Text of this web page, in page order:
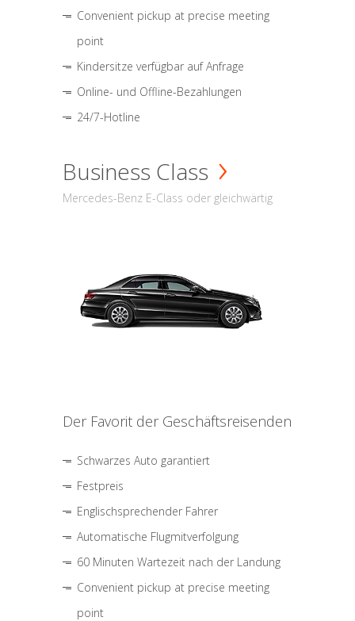
Convenient pickup at precise meeting
point
Kindersitze verfügbar auf Anfrage
Online- und Offline-Bezahlungen
24/7-Hotline
Business Class
Mercedes-Benz E-Class oder gleichwärtig
Der Favorit der Geschäftsreisenden
Schwarzes Auto garantiert
Festpreis
Englischsprechender Fahrer
Automatische Flugmitverfolgung
60 Minuten Wartezeit nach der Landung
Convenient pickup at precise meeting
point